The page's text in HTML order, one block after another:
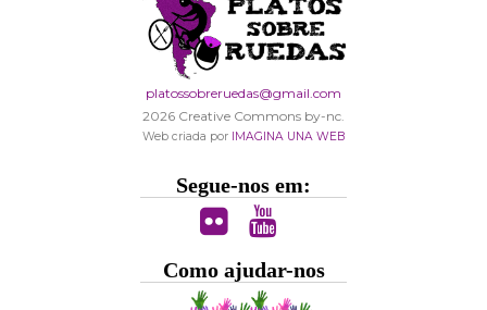
platossobreruedas@gmail.com
2026 Creative Commons by-nc.
Web criada por IMAGINA UNA WEB
Segue-nos em:
Como ajudar-nos